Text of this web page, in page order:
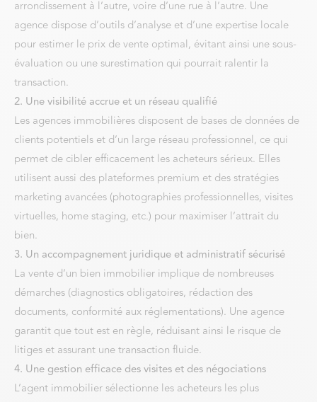
arrondissement à l’autre, voire d’une rue à l’autre. Une
agence dispose d’outils d’analyse et d’une expertise locale
pour estimer le prix de vente optimal, évitant ainsi une sous-
évaluation ou une surestimation qui pourrait ralentir la
transaction.
2. Une visibilité accrue et un réseau qualifié
Les agences immobilières disposent de bases de données de
clients potentiels et d’un large réseau professionnel, ce qui
permet de cibler efficacement les acheteurs sérieux. Elles
utilisent aussi des plateformes premium et des stratégies
marketing avancées (photographies professionnelles, visites
virtuelles, home staging, etc.) pour maximiser l’attrait du
bien.
3. Un accompagnement juridique et administratif sécurisé
La vente d’un bien immobilier implique de nombreuses
démarches (diagnostics obligatoires, rédaction des
documents, conformité aux réglementations). Une agence
garantit que tout est en règle, réduisant ainsi le risque de
litiges et assurant une transaction fluide.
4. Une gestion efficace des visites et des négociations
L’agent immobilier sélectionne les acheteurs les plus